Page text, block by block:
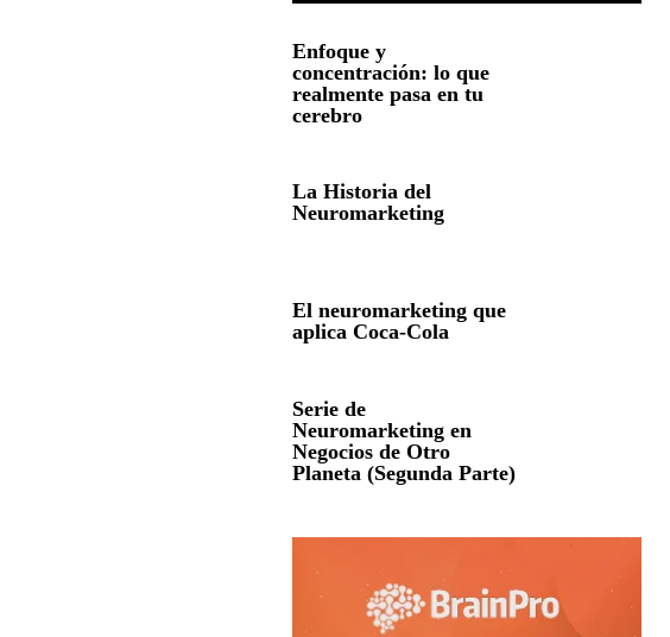
Enfoque y
concentración: lo que
realmente pasa en tu
cerebro
La Historia del
Neuromarketing
El neuromarketing que
aplica Coca-Cola
Serie de
Neuromarketing en
Negocios de Otro
Planeta (Segunda Parte)